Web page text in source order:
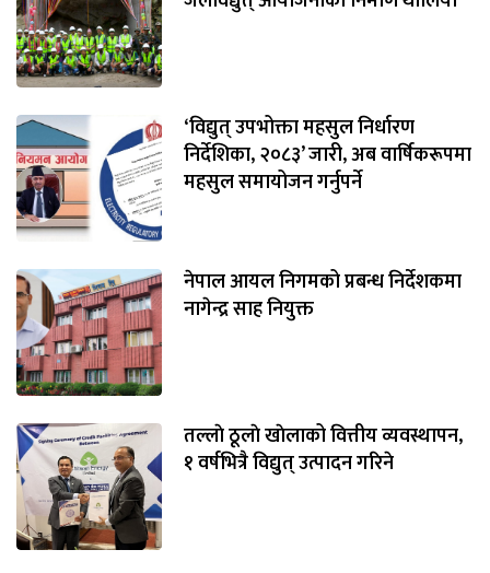
‘विद्युत् उपभोक्ता महसुल निर्धारण
निर्देशिका, २०८३’ जारी, अब वार्षिकरूपमा
महसुल समायोजन गर्नुपर्ने
नेपाल आयल निगमको प्रबन्ध निर्देशकमा
नागेन्द्र साह नियुक्त
तल्लाे ठूलाे खाेलाको वित्तीय व्यवस्थापन,
१ वर्षभित्रै विद्युत् उत्पादन गरिने